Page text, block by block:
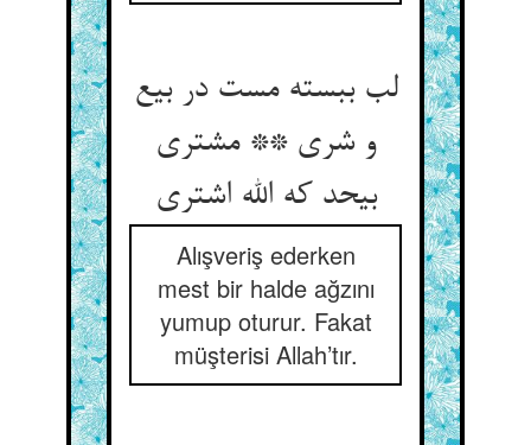
لب ببسته مست در بیع
و شری ** مشتری
بی‏حد که الله اشتری‏
Alışveriş ederken
mest bir halde ağzını
yumup oturur. Fakat
müşterisi Allah’tır.